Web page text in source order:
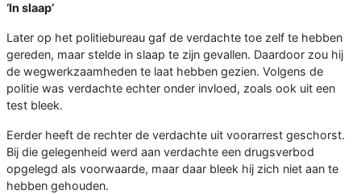
‘In slaap’
Later op het politiebureau gaf de verdachte toe zelf te hebben
gereden, maar stelde in slaap te zijn gevallen. Daardoor zou hij
de wegwerkzaamheden te laat hebben gezien. Volgens de
politie was verdachte echter onder invloed, zoals ook uit een
test bleek.
Eerder heeft de rechter de verdachte uit voorarrest geschorst.
Bij die gelegenheid werd aan verdachte een drugsverbod
opgelegd als voorwaarde, maar daar bleek hij zich niet aan te
hebben gehouden.